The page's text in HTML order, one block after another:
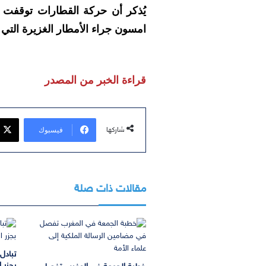
يُذكر أن حركة القطارات توقفت
امسون جراء الأمطار الغزيرة
قراءة الخبر من المصدر
شاركها فيسبوك
مقالات ذات صلة